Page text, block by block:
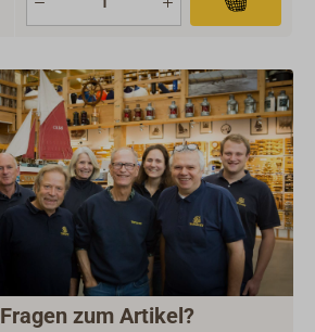
Fragen zum Artikel?